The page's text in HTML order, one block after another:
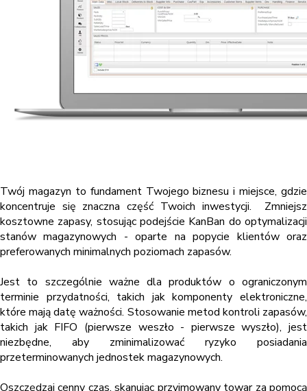
Twój magazyn to fundament Twojego biznesu i miejsce, gdzie
koncentruje się znaczna część Twoich inwestycji. Zmniejsz
kosztowne zapasy, stosując podejście KanBan do optymalizacji
stanów magazynowych - oparte na popycie klientów oraz
preferowanych minimalnych poziomach zapasów.
Jest to szczególnie ważne dla produktów o ograniczonym
terminie przydatności, takich jak komponenty elektroniczne,
które mają datę ważności. Stosowanie metod kontroli zapasów,
takich jak FIFO (pierwsze weszło - pierwsze wyszło), jest
niezbędne, aby zminimalizować ryzyko posiadania
przeterminowanych jednostek magazynowych.
Oszczędzaj cenny czas, skanując przyjmowany towar za pomocą